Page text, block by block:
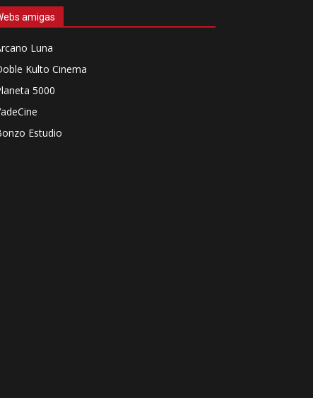
amigas
Luna
Kulto Cinema
5000
Estudio